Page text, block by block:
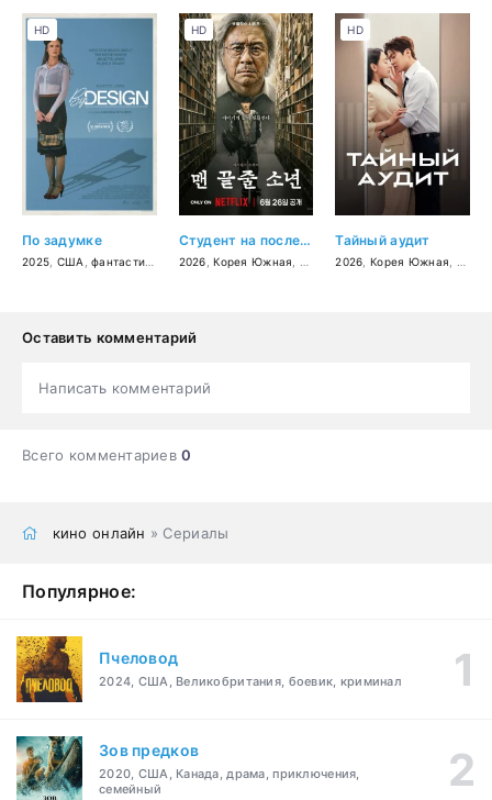
По задумке
2025 США ,фантастика драма, комедия
HD
Студент на последнем ряду
2026 ,Корея Южная триллер,детектив ,драма
HD
Тайный аудит
2026 Корея Южная
HD
Оставить комментарий
Написать комментарий
Всего комментариев0
кино онлайн » Сериалы
Популярное:
Пчеловод
2024, США, Великобритания, боевик, криминал
Зов предков
2020, США, Канада, драма, приключения,
семейный